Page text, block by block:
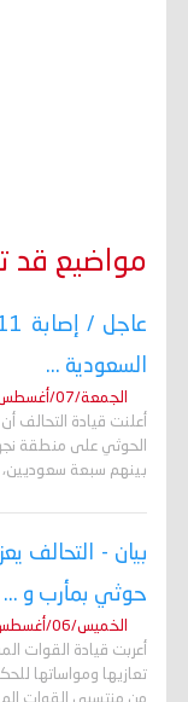
مواضيع قد
السعودية ...
الجمعة/07/أغسطس/2026 - 12:38 ص
أعلنت قيادة التحالف
بينهم سبعة
بيان - التحالف
حوثي بمأرب و ...
الخميس/06/أغسطس/2026 - 11:51 م
أعربت قيادة القوات
تعازيها ومواساتها